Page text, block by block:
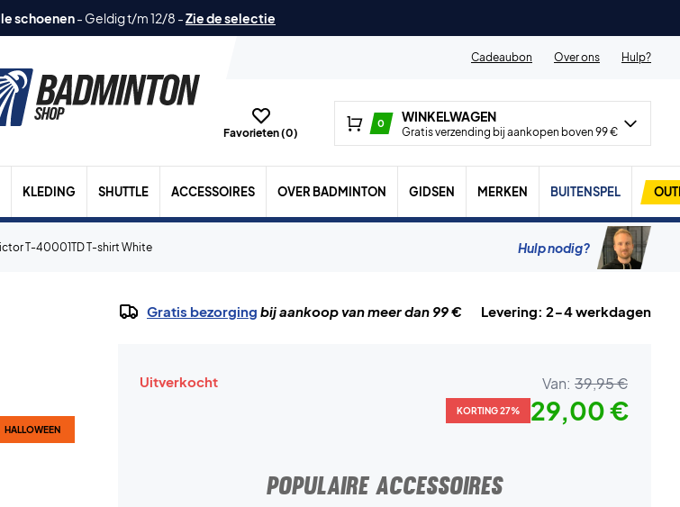
schoenen- Geldig t/m 12/8 -Zie de selectie
Cadeaubon
Over ons Hulp?
Favorieten (0)
0 WINKELWAGEN
Gratis verzending bij aankopen boven 99 €
KLEDING SHUTTLE ACCESSOIRES OVER BADMINTON GIDSEN MERKEN BUITENSPEL
T-40001TD T-shirt White Hulp nodig?
HALLOWEEN
Gratis bezorging bij aankoop van meer dan 99 € Levering: 2-4 werkdagen
Uitverkocht Van: 39,95 €
KORTING 27% 29,00 €
POPULAIRE ACCESSOIRES